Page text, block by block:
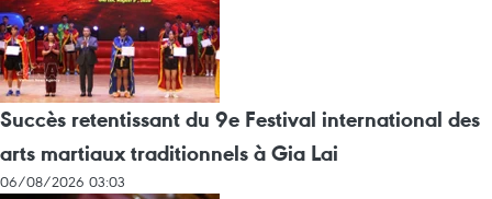
Succès retentissant du 9e Festival international des
arts martiaux traditionnels à Gia Lai
06/08/2026 03:03